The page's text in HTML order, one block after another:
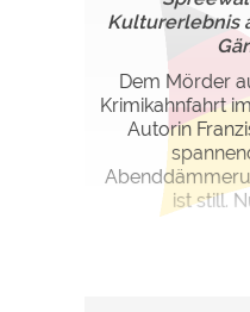
Kulturerlebnis
Dem Mörder
Krimikahnfahrt
Autorin
ist still.